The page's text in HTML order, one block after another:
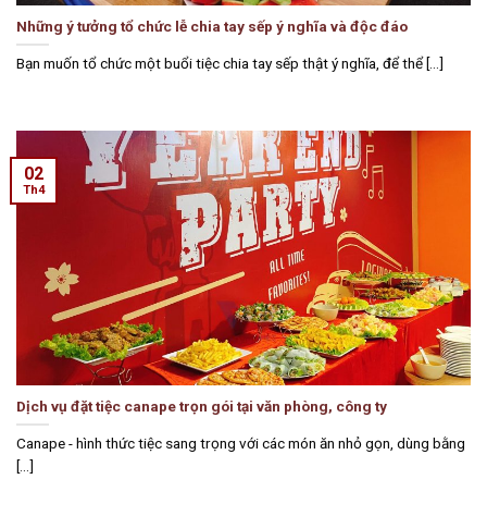
Những ý tưởng tổ chức lễ chia tay sếp ý nghĩa và độc đáo
Bạn muốn tổ chức một buổi tiệc chia tay sếp thật ý nghĩa, để thể [...]
Dịch vụ đặt tiệc canape trọn gói tại văn phòng, công ty
Canape - hình thức tiệc sang trọng với các món ăn nhỏ gọn, dùng bằng
[...]
02
Th4